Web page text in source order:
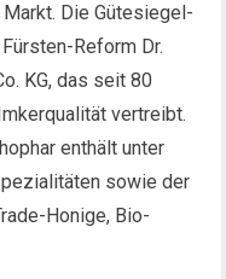
Die Gütesiegel-
Reform Dr.
KG, das seit 80
vertreibt.
enthält unter
sowie der
Honige, Bio-